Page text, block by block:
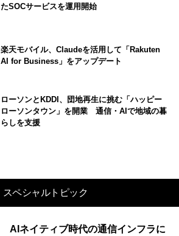
たSOCサービスを運用開始
楽天モバイル、Claudeを活用して「Rakuten
AI for Business」をアップデート
ローソンとKDDI、団地再生に挑む「ハッピー
ローソンタウン」を開業 通信・AIで地域の暮
らしを支援
スペシャルトピック
AIネイティブ時代の通信インフラに